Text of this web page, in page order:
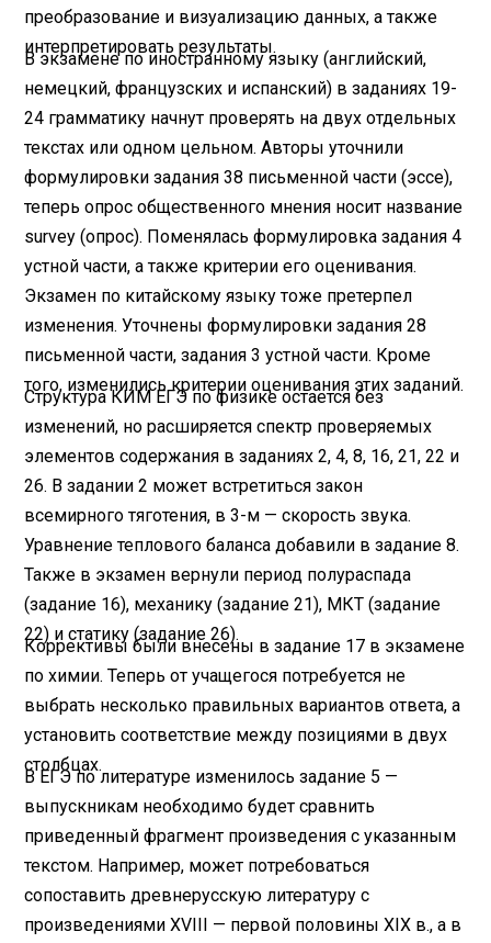
преобразование и визуализацию данных, а также
интерпретировать результаты.
В экзамене по иностранному языку (английский,
немецкий, французских и испанский) в заданиях 19-
24 грамматику начнут проверять на двух отдельных
текстах или одном цельном. Авторы уточнили
формулировки задания 38 письменной части (эссе),
теперь опрос общественного мнения носит название
survey (опрос). Поменялась формулировка задания 4
устной части, а также критерии его оценивания.
Экзамен по китайскому языку тоже претерпел
изменения. Уточнены формулировки задания 28
письменной части, задания 3 устной части. Кроме
того, изменились критерии оценивания этих заданий.
Структура КИМ ЕГЭ по физике остается без
изменений, но расширяется спектр проверяемых
элементов содержания в заданиях 2, 4, 8, 16, 21, 22 и
26. В задании 2 может встретиться закон
всемирного тяготения, в 3-м — скорость звука.
Уравнение теплового баланса добавили в задание 8.
Также в экзамен вернули период полураспада
(задание 16), механику (задание 21), МКТ (задание
22) и статику (задание 26).
Коррективы были внесены в задание 17 в экзамене
по химии. Теперь от учащегося потребуется не
выбрать несколько правильных вариантов ответа, а
установить соответствие между позициями в двух
столбцах.
В ЕГЭ по литературе изменилось задание 5 —
выпускникам необходимо будет сравнить
приведенный фрагмент произведения с указанным
текстом. Например, может потребоваться
сопоставить древнерусскую литературу с
произведениями XVIII — первой половины ХIХ в., а в